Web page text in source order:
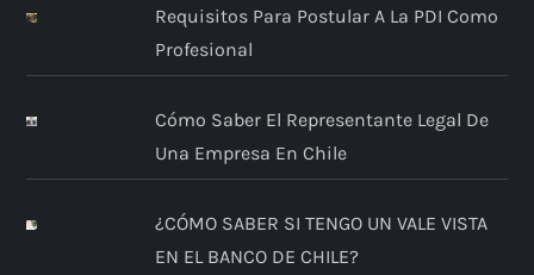
Requisitos Para Postular A La PDI Como
Profesional
Cómo Saber El Representante Legal De
Una Empresa En Chile
¿CÓMO SABER SI TENGO UN VALE VISTA
EN EL BANCO DE CHILE?